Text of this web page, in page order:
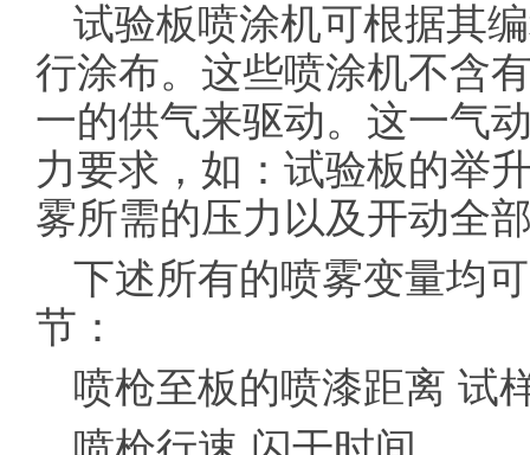
试验板喷涂机可根据其
行涂布。这些喷涂机不含
一的供气来驱动。这一气
力要求，如：试验板的举
雾所需的压力以及开动全
下述所有的喷雾变量均
节：
喷枪至板的喷漆距离 试